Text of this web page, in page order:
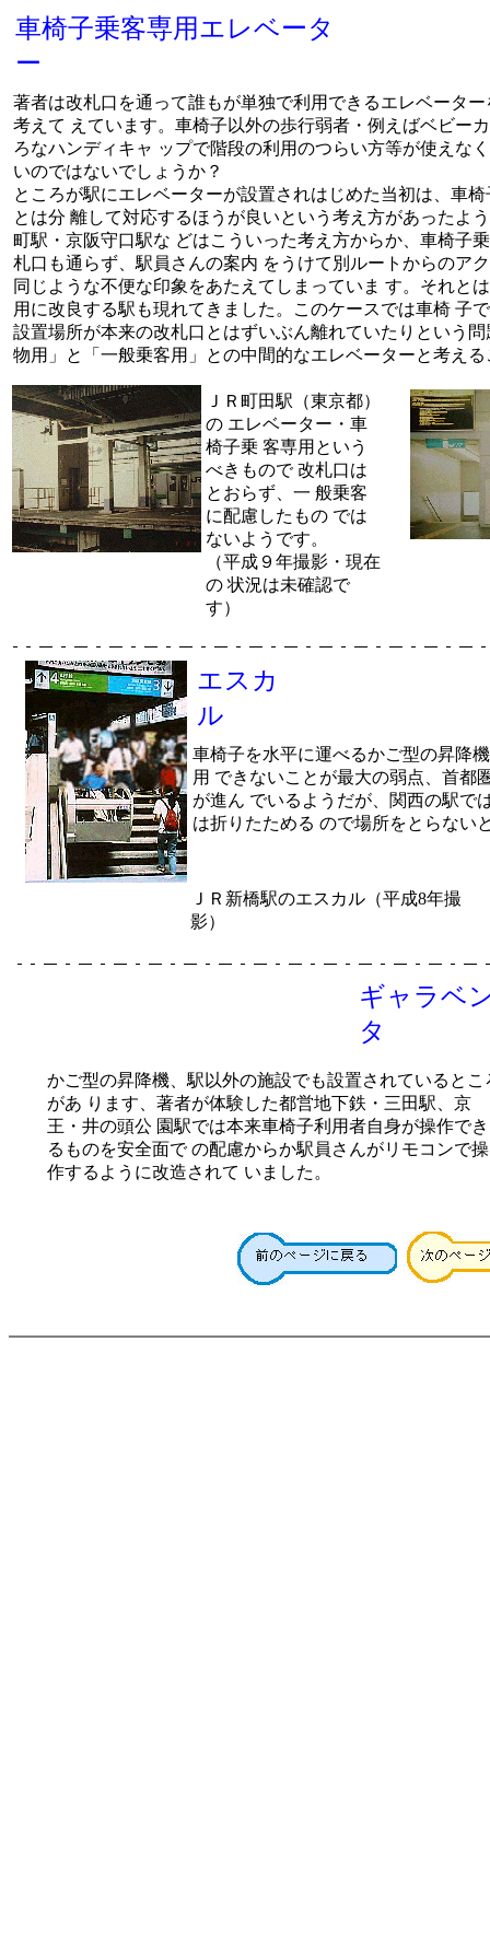
車椅子乗客専用エレベータ
ー
著者は改札口を通って誰もが単独で利用できるエレベータ
考えて えています。車椅子以外の歩行弱者・例えばベビー
ろなハンディキャ ップで階段の利用のつらい方等が使えな
いのではないでしょうか？
ところが駅にエレベーターが設置されはじめた当初は、車
とは分 離して対応するほうが良いという考え方があったよ
町駅・京阪守口駅な どはこういった考え方からか、車椅子
札口も通らず、駅員さんの案内 をうけて別ルートからのア
同じような不便な印象をあたえてしまっていま す。それと
用に改良する駅も現れてきました。このケースでは車椅 子
設置場所が本来の改札口とはずいぶん離れていたりという
物用」と「一般乗客用」との中間的なエレベーターと考え
ＪＲ町田駅（東京都）
の エレベーター・車
椅子乗 客専用という
べきもので 改札口は
とおらず、一 般乗客
に配慮したもの では
ないようです。
（平成９年撮影・現在
の 状況は未確認で
す）
エスカ
ル
車椅子を水平に運べるかご型の昇降
用 できないことが最大の弱点、首都
が進ん でいるようだが、関西の駅で
は折りたためる ので場所をとらない
ＪＲ新橋駅のエスカル（平成8年撮
影）
ギャラベ
タ
かご型の昇降機、駅以外の施設でも設置されているとこ
があ ります、著者が体験した都営地下鉄・三田駅、京
王・井の頭公 園駅では本来車椅子利用者自身が操作でき
るものを安全面で の配慮からか駅員さんがリモコンで操
作するように改造されて いました。